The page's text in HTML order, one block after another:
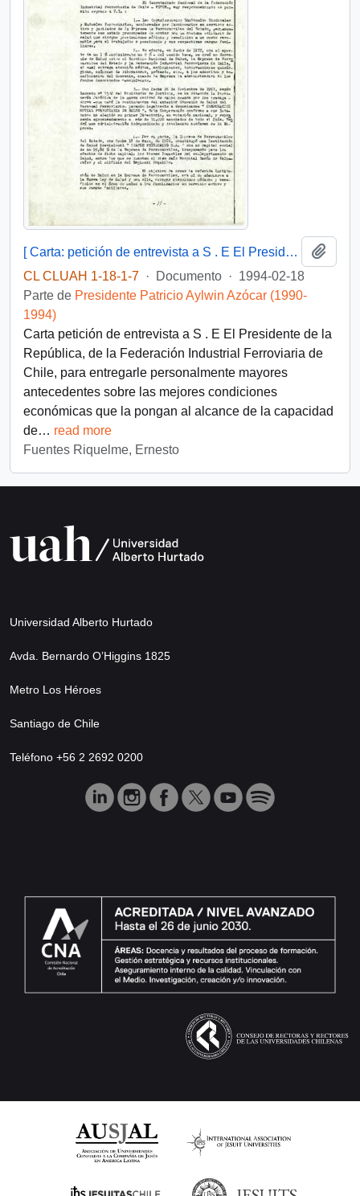
[ Carta: petición de entrevista a S . E El Presidente de la República, de la Federación Industrial Ferroviaria de Chile ]
CL CLUAH 1-18-1-7 · Documento · 1994-02-18
Parte de Presidente Patricio Aylwin Azócar (1990-
1994)
Carta petición de entrevista a S . E El Presidente de la
República, de la Federación Industrial Ferroviaria de
Chile, para entregarle personalmente mayores
antecedentes sobre las mejores condiciones
económicas que la pongan al alcance de la capacidad
de… read more
Fuentes Riquelme, Ernesto
Universidad Alberto Hurtado
Avda. Bernardo O’Higgins 1825
Metro Los Héroes
Santiago de Chile
Teléfono +56 2 2692 0200